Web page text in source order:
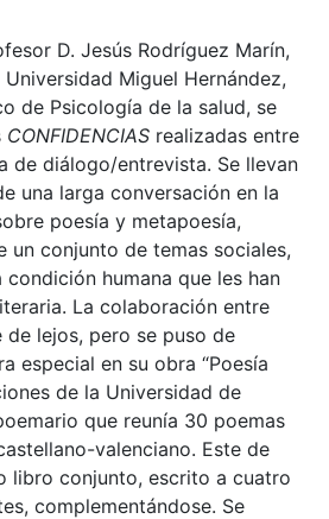
D. Jesús Rodríguez Marín,
Miguel Hernández,
de Psicología de la salud, se
CONFIDENCIAS realizadas entre
de diálogo/entrevista. Se llevan
una larga conversación en la
poesía y metapoesía,
un conjunto de temas sociales,
humana que les han
La colaboración entre
lejos, pero se puso de
especial en su obra “Poesía
de la Universidad de
que reunía 30 poemas
valenciano. Este de
libro conjunto, escrito a cuatro
complementándose. Se